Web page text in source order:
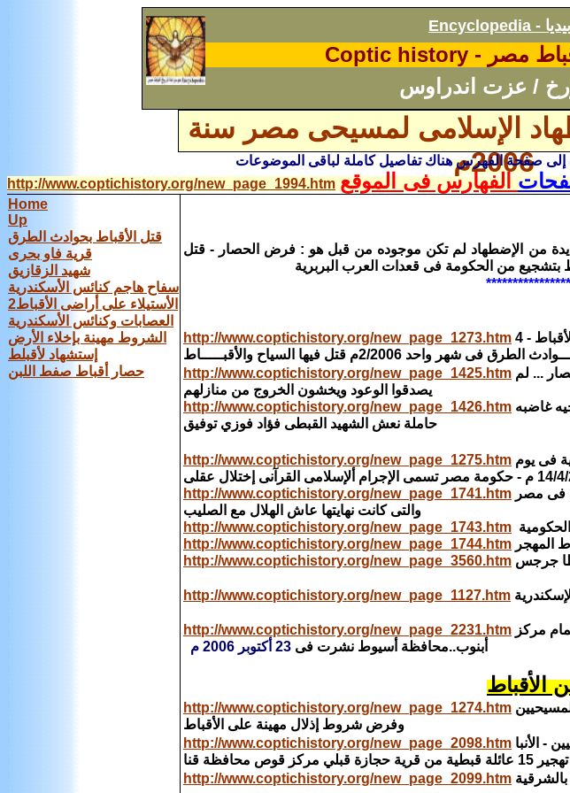
Encyclopedia -
مصر - Coptic history
/ عزت اندراوس
الإسلامى لمسيحى مصر سنة
2006م
إلى صفحة الفهرس هناك تفاصيل كاملة لباقى الموضوعات
الفهارس فى الموقع http://www.coptichistory.org/new_page_1994.htm
Home
Up
قتل الأقباط بحوادث الطرق
قرية فاو بحرى
شهيد الزقازيق
سفاح هاجم كنائس الأسكندرية
الأستيلاء على أراضى الأقباط2
العصابات وكنائس الأسكندرية
الشروط مهينة بإخلاء الأرض
إستشهاد لأقبلط
حصار أقباط صفط اللبن
: إنفردت سنة 2006 م بأنواع جديدة من الإضطهاد لم تكن موجوده من قبل هو : فرض الحصار - قتل
بتشجيع من الحكومة فى قعدات العرب البربرية
http://www.coptichistory.org/new_page_1273.htm
الطرق فى شهر واحد 2/2006م
قتل فيها السياح والأقبـــــاط
http://www.coptichistory.org/new_page_1425.htm
يصدقوا الوعود ويخشون الخروج من منازلهم
http://www.coptichistory.org/new_page_1426.htm
حاملة نعش الشهيد القبطى فؤاد فوزي توفيق
http://www.coptichistory.org/new_page_1275.htm
http://www.coptichistory.org/new_page_1741.htm
والتى كانت نهايتها عاش الهلال مع الصليب
http://www.coptichistory.org/new_page_1743.htm
http://www.coptichistory.org/new_page_1744.htm المهجر
http://www.coptichistory.org/new_page_3560.htm جرجس
http://www.coptichistory.org/new_page_1127.htm
http://www.coptichistory.org/new_page_2231.htm
‏أبنوب‏..‏محافظة‏ ‏أسيوط‏ نشرت فى 23 ‏أكتوبر‏ 2006 م
الأقباط
http://www.coptichistory.org/new_page_1274.htm
وفرض شروط إذلال مهينة على الأقباط
http://www.coptichistory.org/new_page_2098.htm
قوص محافظة قنا
http://www.coptichistory.org/new_page_2099.htm